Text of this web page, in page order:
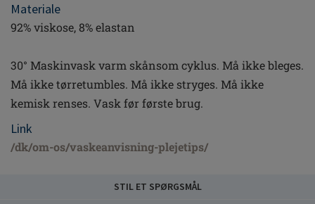
Materiale
92% viskose, 8% elastan
30° Maskinvask varm skånsom cyklus. Må ikke bleges.
Må ikke tørretumbles. Må ikke stryges. Må ikke
kemisk renses. Vask før første brug.
Link
/dk/om-os/vaskeanvisning-plejetips/
STIL ET SPØRGSMÅL